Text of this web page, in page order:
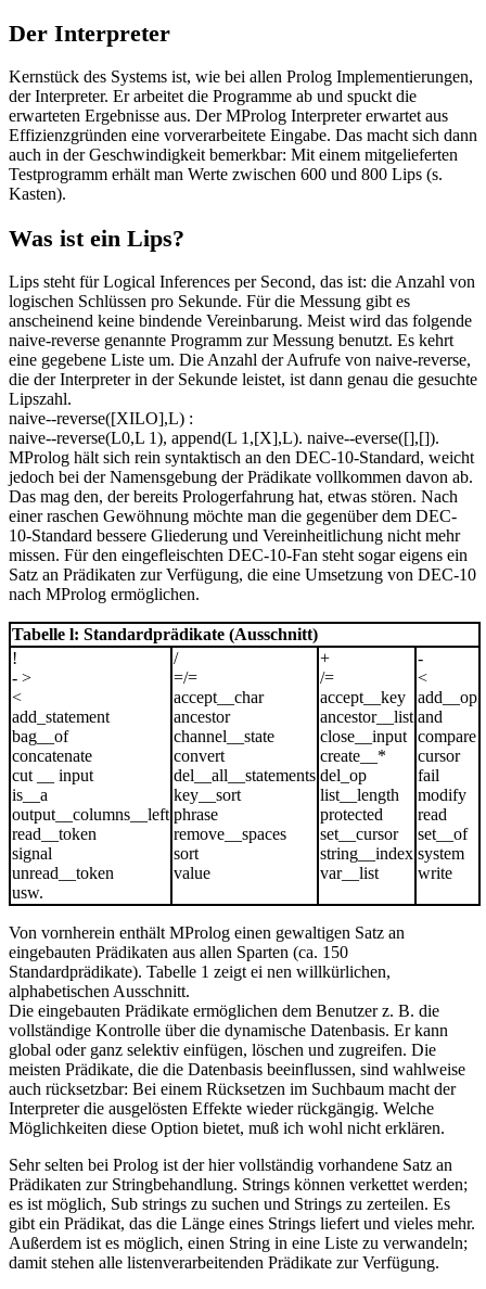
Der Interpreter
Kernstück des Systems ist, wie bei allen Prolog Implementierungen,
der Interpreter. Er arbeitet die Programme ab und spuckt die
erwarteten Ergebnisse aus. Der MProlog Interpreter erwartet aus
Effizienzgründen eine vorverarbeitete Eingabe. Das macht sich dann
auch in der Geschwindigkeit bemerkbar: Mit einem mitgelieferten
Testprogramm erhält man Werte zwischen 600 und 800 Lips (s.
Kasten).
Was ist ein Lips?
Lips steht für Logical Inferences per Second, das ist: die Anzahl von
logischen Schlüssen pro Sekunde. Für die Messung gibt es
anscheinend keine bindende Vereinbarung. Meist wird das folgende
naive-reverse genannte Programm zur Messung benutzt. Es kehrt
eine gegebene Liste um. Die Anzahl der Aufrufe von naive-reverse,
die der Interpreter in der Sekunde leistet, ist dann genau die gesuchte
Lipszahl.
naive--reverse([XILO],L) :
naive--reverse(L0,L 1), append(L 1,[X],L). naive--everse([],[]).
MProlog hält sich rein syntaktisch an den DEC-10-Standard, weicht
jedoch bei der Namensgebung der Prädikate vollkommen davon ab.
Das mag den, der bereits Prologerfahrung hat, etwas stören. Nach
einer raschen Gewöhnung möchte man die gegenüber dem DEC-
10-Standard bessere Gliederung und Vereinheitlichung nicht mehr
missen. Für den eingefleischten DEC-10-Fan steht sogar eigens ein
Satz an Prädikaten zur Verfügung, die eine Umsetzung von DEC-10
nach MProlog ermöglichen.
Tabelle l: Standardprädikate (Ausschnitt)
!
- >
<
add_statement
bag__of
concatenate
cut __ input
is__a
output__columns__left
read__token
signal
unread__token
usw.
/
=/=
accept__char
ancestor
channel__state
convert
del__all__statements
key__sort
phrase
remove__spaces
sort
value
+
/=
accept__key
ancestor__list
close__input
create__*
del_op
list__length
protected
set__cursor
string__index
var__list
-
<
add__op
and
compare
cursor
fail
modify
read
set__of
system
write
Von vornherein enthält MProlog einen gewaltigen Satz an
eingebauten Prädikaten aus allen Sparten (ca. 150
Standardprädikate). Tabelle 1 zeigt ei nen willkürlichen,
alphabetischen Ausschnitt.
Die eingebauten Prädikate ermöglichen dem Benutzer z. B. die
vollständige Kontrolle über die dynamische Datenbasis. Er kann
global oder ganz selektiv einfügen, löschen und zugreifen. Die
meisten Prädikate, die die Datenbasis beeinflussen, sind wahlweise
auch rücksetzbar: Bei einem Rücksetzen im Suchbaum macht der
Interpreter die ausgelösten Effekte wieder rückgängig. Welche
Möglichkeiten diese Option bietet, muß ich wohl nicht erklären.
Sehr selten bei Prolog ist der hier vollständig vorhandene Satz an
Prädikaten zur Stringbehandlung. Strings können verkettet werden;
es ist möglich, Sub strings zu suchen und Strings zu zerteilen. Es
gibt ein Prädikat, das die Länge eines Strings liefert und vieles mehr.
Außerdem ist es möglich, einen String in eine Liste zu verwandeln;
damit stehen alle listenverarbeitenden Prädikate zur Verfügung.